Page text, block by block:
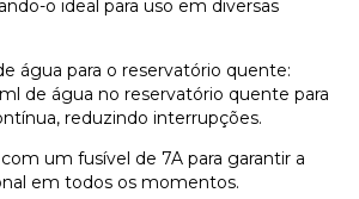
o ideal para uso em diversas
água para o reservatório quente:
de água no reservatório quente para
reduzindo interrupções.
um fusível de 7A para garantir a
em todos os momentos.